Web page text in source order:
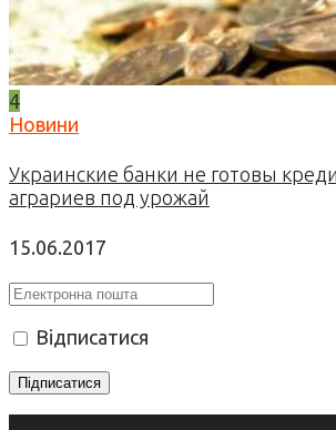
4
Новини
Украинские банки не готовы
аграриев под урожай
15.06.2017
Відписатися